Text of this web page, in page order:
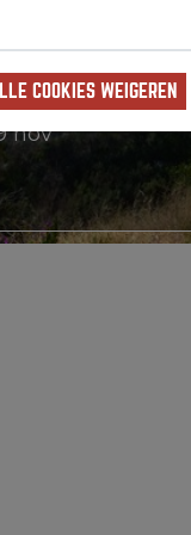
nov
COOKIES WEIGEREN